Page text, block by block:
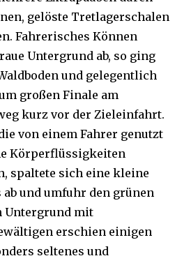
gelöste Tretlagerschalen
Fahrerisches Können
Untergrund ab, so ging
und gelegentlich
großen Finale am
kurz vor der Zieleinfahrt.
von einem Fahrer genutzt
Körperflüssigkeiten
spaltete sich eine kleine
ab und umfuhr den grünen
Untergrund mit
erschien einigen
seltenes und